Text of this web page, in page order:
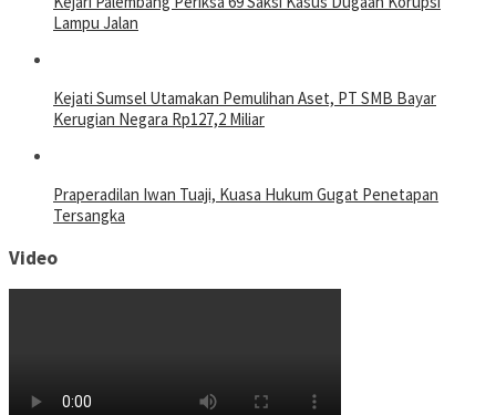
Lampu Jalan
Kejati Sumsel Utamakan Pemulihan Aset, PT SMB Bayar
Kerugian Negara Rp127,2 Miliar
Praperadilan Iwan Tuaji, Kuasa Hukum Gugat Penetapan
Tersangka
Video